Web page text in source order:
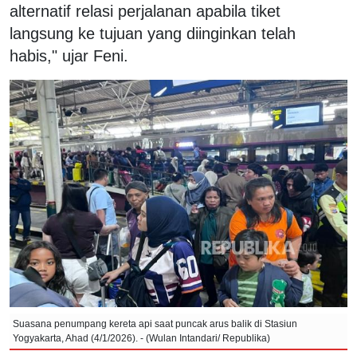
alternatif relasi perjalanan apabila tiket
langsung ke tujuan yang diinginkan telah
habis," ujar Feni.
Suasana penumpang kereta api saat puncak arus balik di Stasiun
Yogyakarta, Ahad (4/1/2026). - (Wulan Intandari/ Republika)